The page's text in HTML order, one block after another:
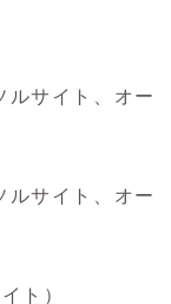
ルサイト、オー
ルサイト、オー
ト）